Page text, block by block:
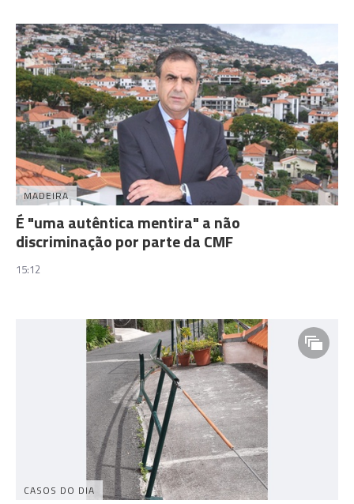
MADEIRA
É "uma autêntica mentira" a não
discriminação por parte da CMF
15:12
CASOS DO DIA